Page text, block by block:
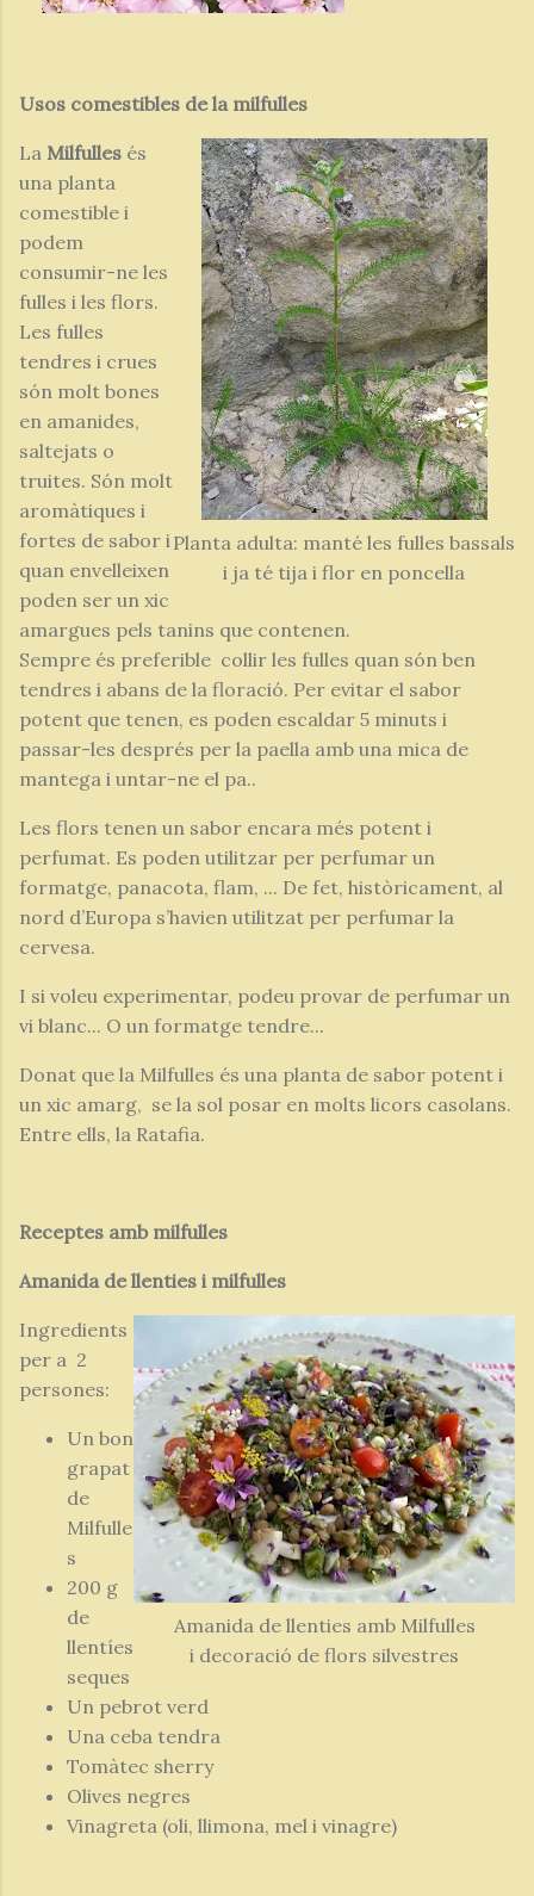
Usos comestibles de la milfulles
Planta adulta: manté les fulles bassals
i ja té tija i flor en poncella
La Milfulles és
una planta
comestible i
podem
consumir-ne les
fulles i les flors.
Les fulles
tendres i crues
són molt bones
en amanides,
saltejats o
truites. Són molt
aromàtiques i
fortes de sabor i
quan envelleixen
poden ser un xic
amargues pels tanins que contenen.
Sempre és preferible collir les fulles quan són ben
tendres i abans de la floració. Per evitar el sabor
potent que tenen, es poden escaldar 5 minuts i
passar-les després per la paella amb una mica de
mantega i untar-ne el pa..
Les flors tenen un sabor encara més potent i
perfumat. Es poden utilitzar per perfumar un
formatge, panacota, flam, ... De fet, històricament, al
nord d’Europa s’havien utilitzat per perfumar la
cervesa.
I si voleu experimentar, podeu provar de perfumar un
vi blanc... O un formatge tendre...
Donat que la Milfulles és una planta de sabor potent i
un xic amarg, se la sol posar en molts licors casolans.
Entre ells, la Ratafia.
Receptes amb milfulles
Amanida de llenties i milfulles
Amanida de llenties amb Milfulles
i decoració de flors silvestres
Ingredients
per a 2
persones:
Un bon
grapat
de
Milfulle
s
200 g
de
llentíes
seques
Un pebrot verd
Una ceba tendra
Tomàtec sherry
Olives negres
Vinagreta (oli, llimona, mel i vinagre)